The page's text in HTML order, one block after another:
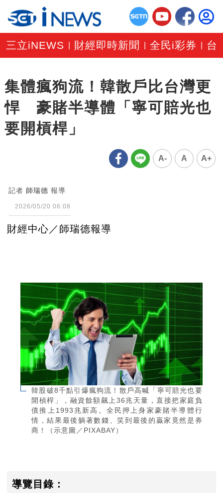
三立iNEWS 財經即時新聞 |全民i彩券 台
集體瘋狗流！韓散戶比台灣更
悍 豪賭半導體「寧可賠光也
要開槓桿」
A- A A+
記者 師瑞德 報導
2026/05/20 06:08
財經中心／師瑞德報導
韓股破8千點引爆瘋狗流！散戶高喊「寧可賠光也要
開槓桿」，融資餘額飆上36兆天量，直接把家庭負
債推上1993兆新高。全民押上身家豪賭半導體行
情，結果最後躺著數錢、笑到最後的贏家竟然是券
商！（示意圖／PIXABAY）
導覽目錄：